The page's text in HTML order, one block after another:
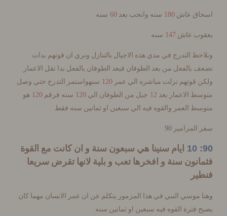
عاش180 سنه وانجب بعد 60 سنه
عاش147 سنه
التدرج في مدي هذه الاجيال بالتنازل ونري ان قوتهم بدات
بالفعل من بعد الطوفان فبعد الطوفان بالفعل بدا تقل الاعمار
قوتهم نزلت مباشره الي عمر 120
سنهواستمر التدرج حتي وصل
الاعمار بعد12 جيل من الطوفان الي120 سنه فرقم120 هو
العمر والقوه فيه الي سبعين او ثمانين سنه فقط
90
ايام سنينا هي سبعون سنة و ان كانت مع القوة
سنة و افخرها تعب و بلية لانها تقرض سريعا
موسي النبي في هذا المزمور يتكلم عن ان عمر الانسان مهما كان
فترة القوه فيه سبعين او ثمانين سنه